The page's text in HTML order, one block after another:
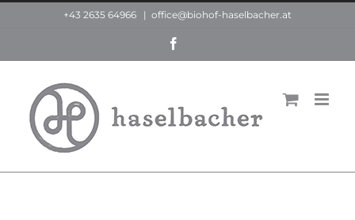
+43 2635 64966 | office@biohof-haselbacher.at